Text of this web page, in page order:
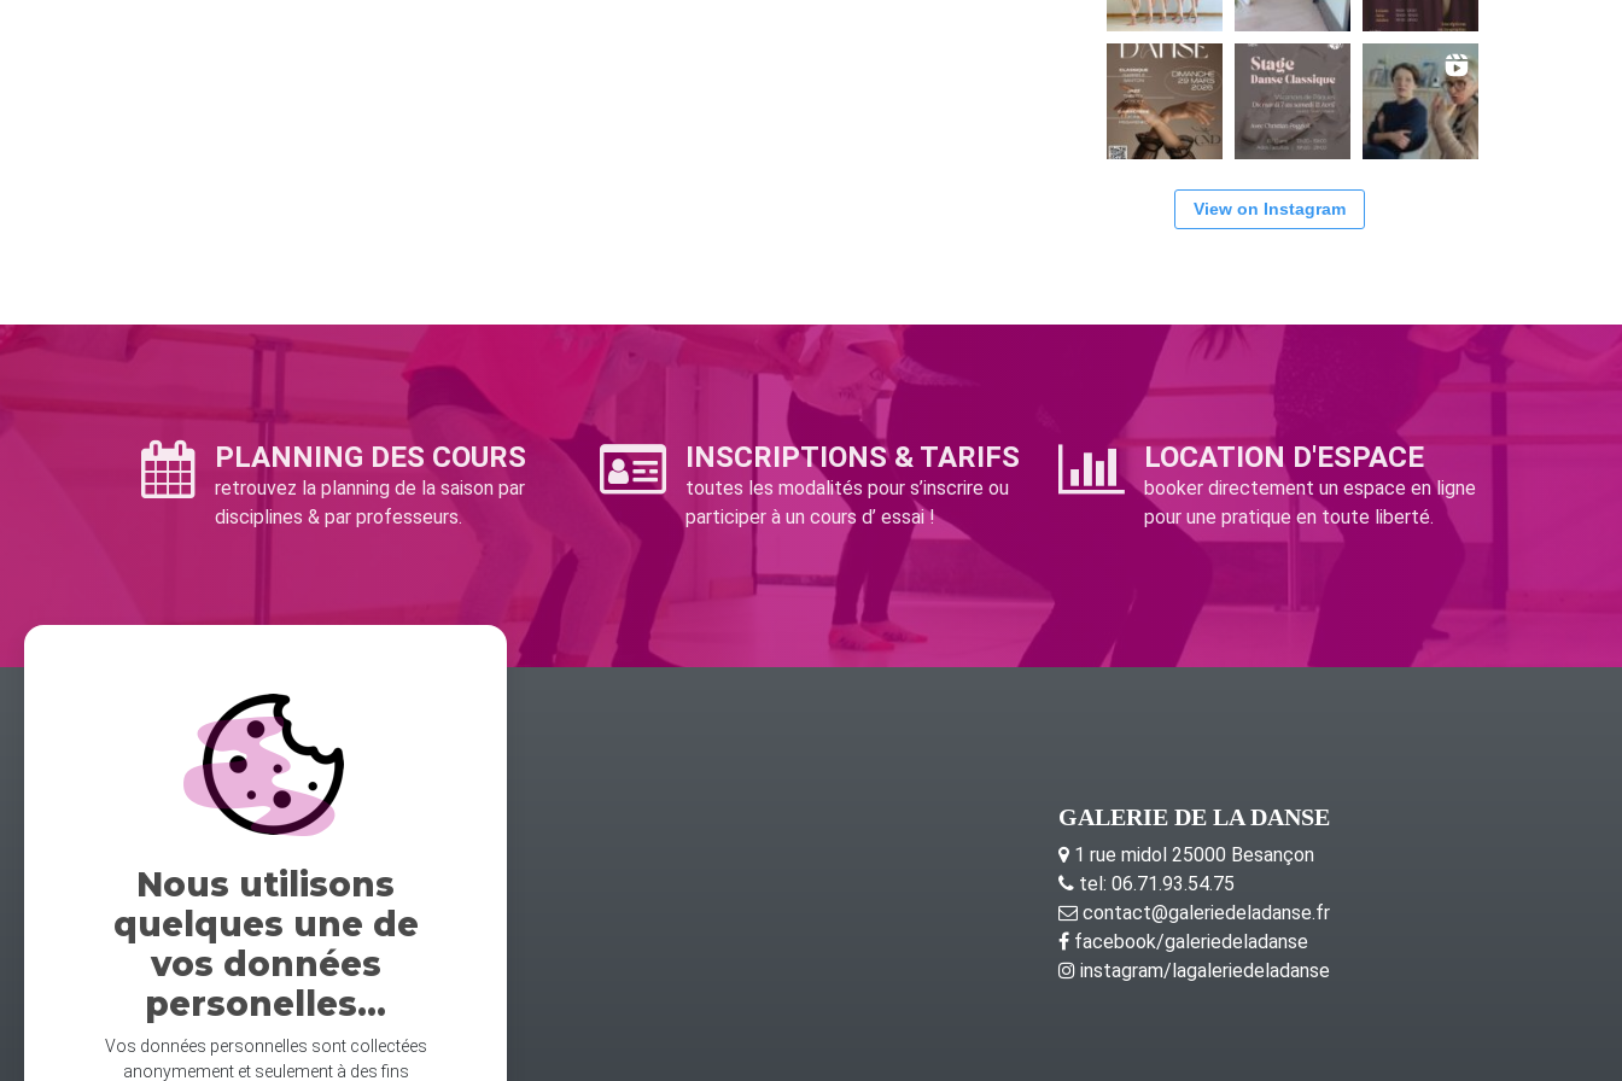
View on Instagram
PLANNING DES COURS
retrouvez la planning de la saison par
disciplines & par professeurs.
INSCRIPTIONS & TARIFS
toutes les modalités pour s’inscrire ou
participer à un cours d’ essai !
LOCATION D'ESPACE
booker directement un espace en ligne
pour une pratique en toute liberté.
GALERIE DE LA DANSE
1 rue midol 25000 Besançon
tel: 06.71.93.54.75
contact@galeriedeladanse.fr
facebook/galeriedeladanse
instagram/lagaleriedeladanse
Nous utilisons
quelques une de
vos données
personelles...
Vos données personnelles sont collectées
anonymement et seulement à des fins